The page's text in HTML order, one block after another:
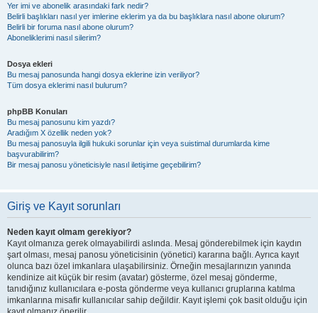
Yer imi ve abonelik arasındaki fark nedir?
Belirli başlıkları nasıl yer imlerine eklerim ya da bu başlıklara nasıl abone olurum?
Belirli bir foruma nasıl abone olurum?
Aboneliklerimi nasıl silerim?
Dosya ekleri
Bu mesaj panosunda hangi dosya eklerine izin veriliyor?
Tüm dosya eklerimi nasıl bulurum?
phpBB Konuları
Bu mesaj panosunu kim yazdı?
Aradığım X özellik neden yok?
Bu mesaj panosuyla ilgili hukuki sorunlar için veya suistimal durumlarda kime
başvurabilirim?
Bir mesaj panosu yöneticisiyle nasıl iletişime geçebilirim?
Giriş ve Kayıt sorunları
Neden kayıt olmam gerekiyor?
Kayıt olmanıza gerek olmayabilirdi aslında. Mesaj gönderebilmek için kaydın
şart olması, mesaj panosu yöneticisinin (yönetici) kararına bağlı. Ayrıca kayıt
olunca bazı özel imkanlara ulaşabilirsiniz. Örneğin mesajlarınızın yanında
kendinize ait küçük bir resim (avatar) gösterme, özel mesaj gönderme,
tanıdığınız kullanıcılara e-posta gönderme veya kullanıcı gruplarına katılma
imkanlarına misafir kullanıcılar sahip değildir. Kayıt işlemi çok basit olduğu için